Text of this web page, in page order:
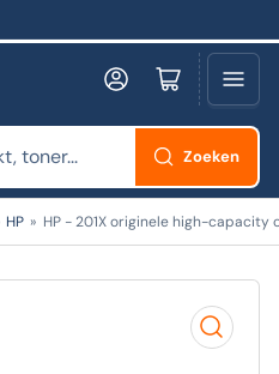
Zoeken
Log in Minikarretje openen
HP » HP - 201X originele high-